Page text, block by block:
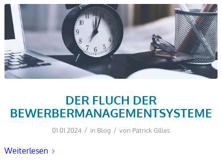
DER FLUCH DER
BEWERBERMANAGEMENTSYSTEME
01.01.2024 / in Blog / von Patrick Gilles
Weiterlesen